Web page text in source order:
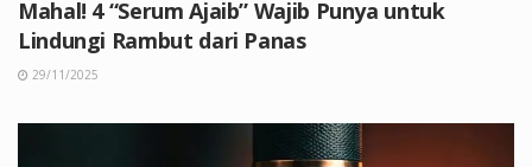
Mahal! 4 “Serum Ajaib” Wajib Punya untuk
Lindungi Rambut dari Panas
29/11/2025